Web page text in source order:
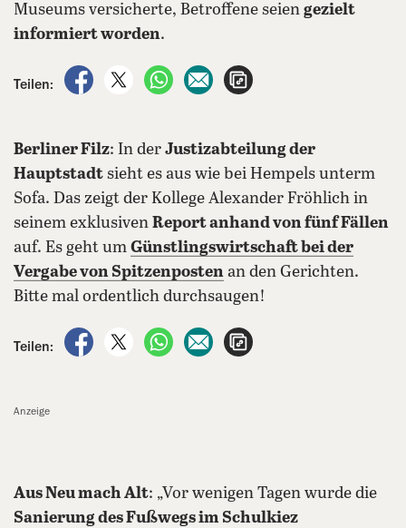
Museums versicherte, Betroffene seien gezielt
informiert worden.
Teilen:
auf Facebook teilen
auf X teilenper WhatsApp teilen
per E-Mail teilen
Berliner Filz: In der Justizabteilung der
Hauptstadt sieht es aus wie bei Hempels unterm
Sofa. Das zeigt der Kollege Alexander Fröhlich in
seinem exklusiven Report anhand von fünf Fällen
auf. Es geht um Günstlingswirtschaft bei der
Vergabe von Spitzenposten an den Gerichten.
Bitte mal ordentlich durchsaugen!
Teilen:
auf Facebook teilen
auf X teilenper WhatsApp teilen
per E-Mail teilen
Anzeige
Aus Neu mach Alt: „Vor wenigen Tagen wurde die
Sanierung des Fußwegs im Schulkiez